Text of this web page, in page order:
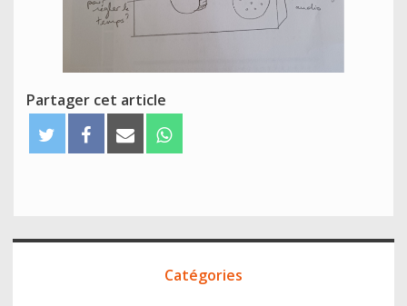
Partager cet article
w
e
a
o
m
h
A
p
Accès
Catégories